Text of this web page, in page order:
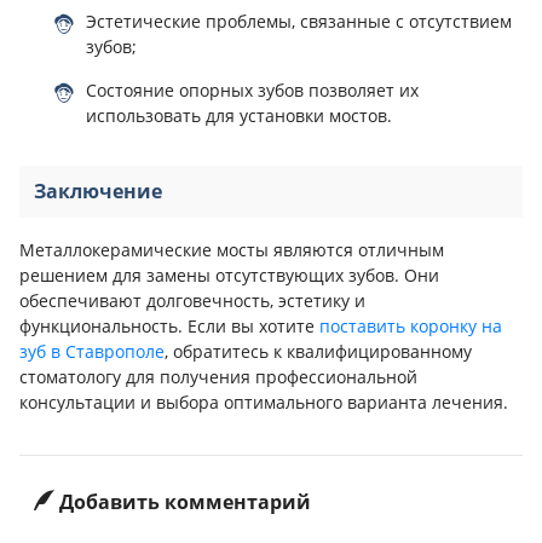
Эстетические проблемы, связанные с отсутствием
зубов;
Состояние опорных зубов позволяет их
использовать для установки мостов.
Заключение
Металлокерамические мосты являются отличным
решением для замены отсутствующих зубов. Они
обеспечивают долговечность, эстетику и
функциональность. Если вы хотите поставить коронку на
зуб в Ставрополе, обратитесь к квалифицированному
стоматологу для получения профессиональной
консультации и выбора оптимального варианта лечения.
Добавить комментарий